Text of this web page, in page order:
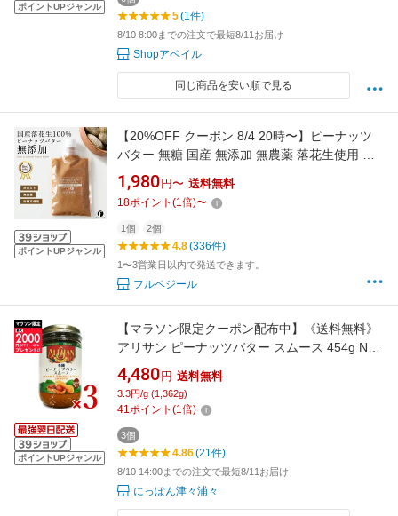
ポイントUPジャンル
5(1件)
8/10 8:00までの注文で最短8/11お届け
Shopアベイル
同じ商品を安い順で見る
ポイントUPジャンル
【20%OFF クーポン 8/4 20時〜】ピーナッツ
バター 無糖 国産 無添加 無農薬 落花生使用 渋
皮のまま仕上げたピーナッツバター パウチタイ
プ 選べる内容量 無塩 香料不使用 保存料不使用
砂糖不使用 ナッツ バター ペースト【送料無
料】
1,980 円〜 送料無料
18ポイント (1倍)〜
1個 2個
4.8(336件)
1〜3営業日以内で発送できます。
フルベジール
ポイントUPジャンル
【マラソン限定クーポン配布中】《送料無料》
アリサン ピーナッツバター スムース 454g N12
× 3個 有機JAS 【 まとめ買い 】
4,480 円 送料無料
3.3円/g (1,362g)
41ポイント (1倍)
3個
4.86(21件)
8/10 14:00までの注文で最短8/11お届け
にっぽん津々浦々